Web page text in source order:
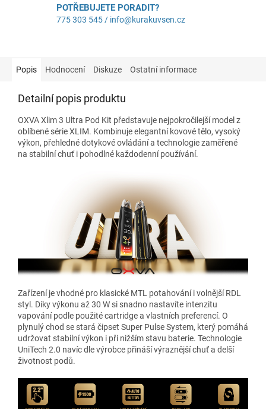
POTŘEBUJETE PORADIT?
775 303 545 / info@kurakuvsen.cz
Popis Hodnocení Diskuze Ostatní informace
Detailní popis produktu
OXVA Xlim 3 Ultra Pod Kit představuje nejpokročilejší model z
oblíbené série XLIM. Kombinuje elegantní kovové tělo, vysoký
výkon, přehledné dotykové ovládání a technologie zaměřené
na stabilní chuť i pohodlné každodenní používání.
Zařízení je vhodné pro klasické MTL potahování i volnější RDL
styl. Díky výkonu až 30 W si snadno nastavíte intenzitu
vapování podle použité cartridge a vlastních preferencí. O
plynulý chod se stará čipset Super Pulse System, který pomáhá
udržovat stabilní výkon i při nižším stavu baterie. Technologie
UniTech 2.0 navíc dle výrobce přináší výraznější chuť a delší
životnost podů.